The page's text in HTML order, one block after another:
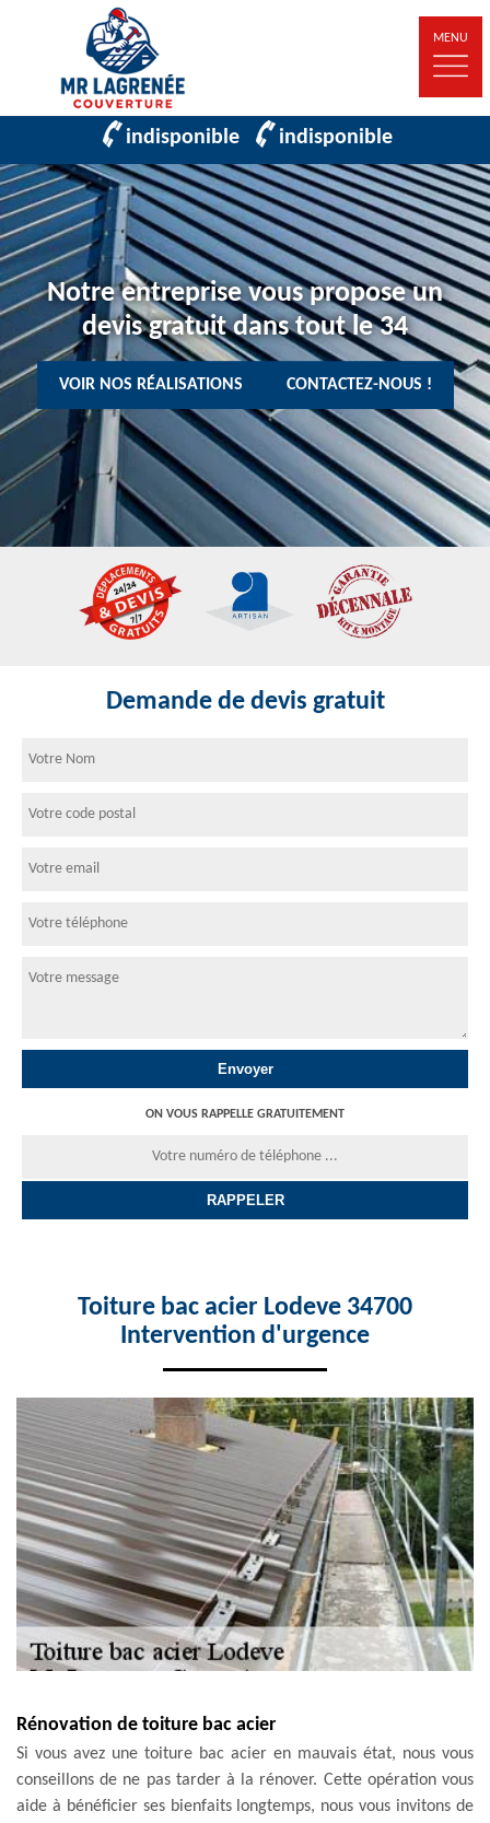
MENU
indisponible indisponible
Notre entreprise vous propose un
devis gratuit dans tout le 34
VOIR NOS RÉALISATIONS CONTACTEZ-NOUS !
Demande de devis gratuit
ON VOUS RAPPELLE GRATUITEMENT
Toiture bac acier Lodeve 34700
Intervention d'urgence
Rénovation de toiture bac acier
Si vous avez une toiture bac acier en mauvais état, nous vous
conseillons de ne pas tarder à la rénover. Cette opération vous
aide à bénéficier ses bienfaits longtemps, nous vous invitons de